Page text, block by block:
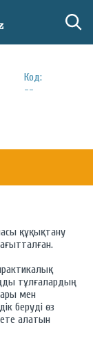
Код:
--
құқықтану
тұлғалардың
мен
беруді өз
алатын